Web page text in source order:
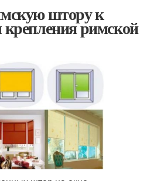
штору к
римской